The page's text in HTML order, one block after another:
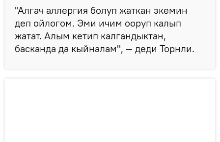
"Алгач аллергия болуп жаткан экемин
деп ойлогом. Эми ичим ооруп калып
жатат. Алым кетип калгандыктан,
басканда да кыйналам", — деди Торнли.